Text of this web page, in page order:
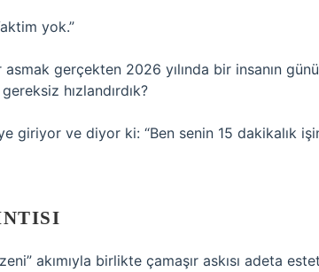
yok.”
gerçekten 2026 yılında bir insanın
hızlandırdık?
giriyor ve diyor ki: “Ben senin 15 dakikalık
akımıyla birlikte çamaşır askısı adeta